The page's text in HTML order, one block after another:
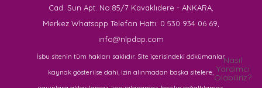
Cad. Sun Apt. No:85/7 Kavaklıdere - ANKARA,
Merkez Whatsapp Telefon Hattı: 0 530 934 06 69,
info@nlpdap.com
İşbu sitenin tüm hakları saklıdır. Site içerisindeki dökümanlar
kaynak gösterilse dahi, izin alınmadan başka sitelere,
Nasıl
Yardımcı
Olabiliriz?